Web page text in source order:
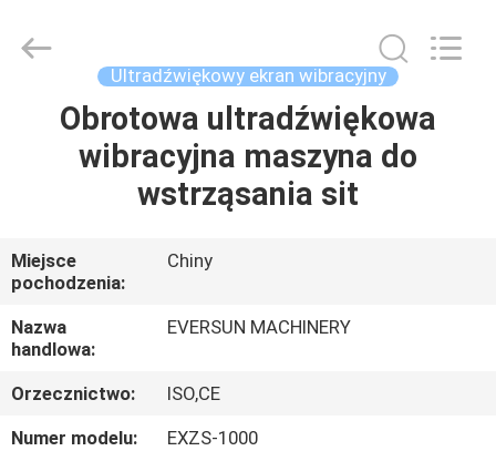
DOM
PRODUKTY
POKAZ
VR
O
NAS
Ultradźwiękowy ekran wibracyjny
Obrotowa ultradźwiękowa
wibracyjna maszyna do
wstrząsania sit
Miejsce
pochodzenia:
Chiny
Nazwa
handlowa:
EVERSUN MACHINERY
Orzecznictwo:
ISO,CE
Numer modelu:
EXZS-1000